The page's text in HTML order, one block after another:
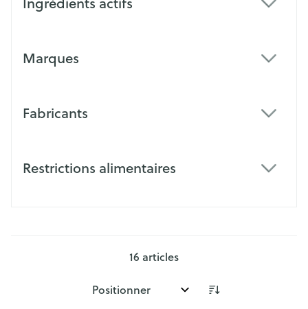
Marques
Fabricants
Restrictions alimentaires
16 articles
Trier par: